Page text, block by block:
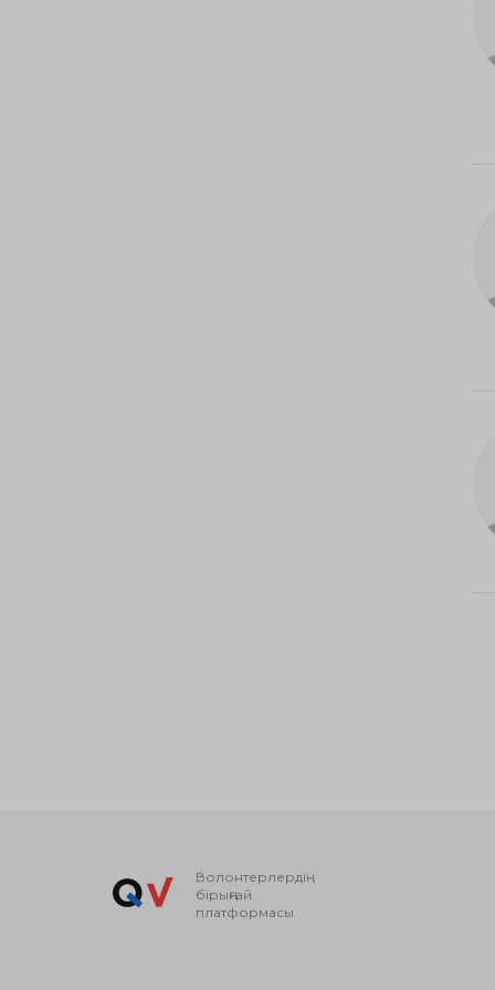
Волонтерлердің
бірыңғай
платформасы